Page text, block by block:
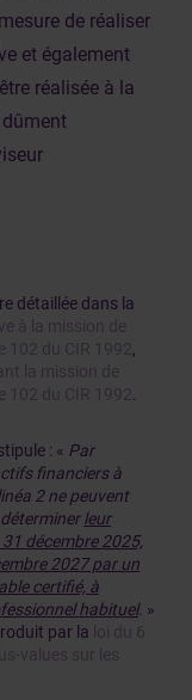
de réaliser
et également
réalisée à la
détaillée dans la
à la mission de
du CIR 1992 ,
la mission de
du CIR 1992
: « Par
financiers à
2 ne peuvent
leur
décembre 2025,
2027 par un
certifié, à
habituel. »
par la loi du 6
values sur les